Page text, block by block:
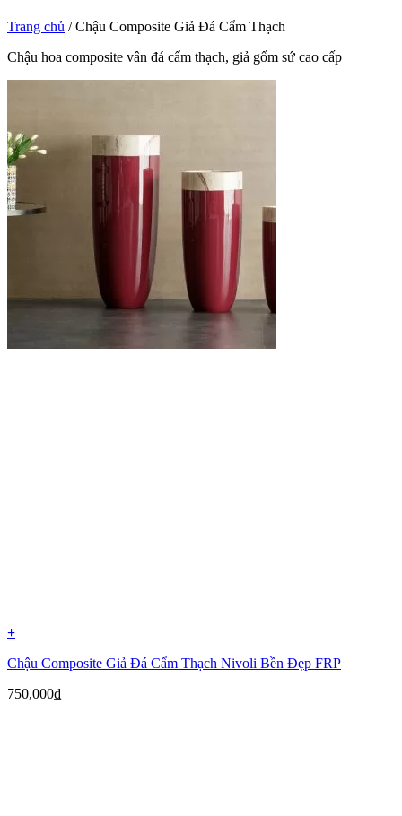
Trang chủ /Chậu Composite Giả Đá Cẩm Thạch
Chậu hoa composite vân đá cẩm thạch, giả gốm sứ cao cấp
+
Chậu Composite Giả Đá Cẩm Thạch Nivoli Bền Đẹp FRP
750,000₫